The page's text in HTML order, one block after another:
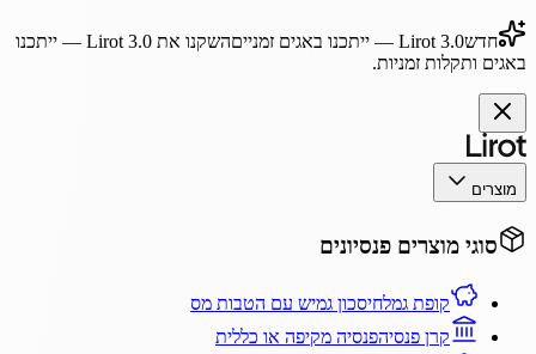
חדשLirot 3.0 — ייתכנו באגים זמנייםהשקנו את Lirot 3.0— ייתכנו
באגים ותקלות זמניות.
מוצרים
סוגי מוצרים פנסיונים
קופת גמלחיסכון גמיש עם הטבות מס
קרן פנסיהפנסיה מקיפה או כללית